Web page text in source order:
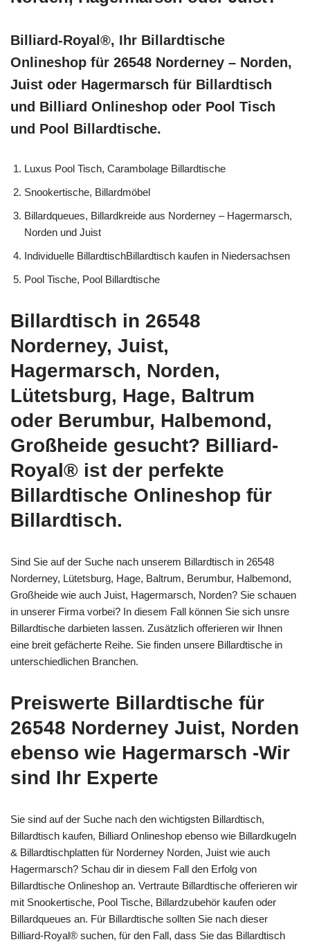
Billiard-Royal®, Ihr Billardtische
Onlineshop für 26548 Norderney – Norden,
Juist oder Hagermarsch für Billardtisch
und Billiard Onlineshop oder Pool Tisch
und Pool Billardtische.
Luxus Pool Tisch, Carambolage Billardtische
Snookertische, Billardmöbel
Billardqueues, Billardkreide aus Norderney – Hagermarsch,
Norden und Juist
Individuelle BillardtischBillardtisch kaufen in Niedersachsen
Pool Tische, Pool Billardtische
Billardtisch in 26548
Norderney, Juist,
Hagermarsch, Norden,
Lütetsburg, Hage, Baltrum
oder Berumbur, Halbemond,
Großheide gesucht? Billiard-
Royal® ist der perfekte
Billardtische Onlineshop für
Billardtisch.
Sind Sie auf der Suche nach unserem Billardtisch in 26548
Norderney, Lütetsburg, Hage, Baltrum, Berumbur, Halbemond,
Großheide wie auch Juist, Hagermarsch, Norden? Sie schauen
in unserer Firma vorbei? In diesem Fall können Sie sich unsre
Billardtische darbieten lassen. Zusätzlich offerieren wir Ihnen
eine breit gefächerte Reihe. Sie finden unsere Billardtische in
unterschiedlichen Branchen.
Preiswerte Billardtische für
26548 Norderney Juist, Norden
ebenso wie Hagermarsch -Wir
sind Ihr Experte
Sie sind auf der Suche nach den wichtigsten Billardtisch,
Billardtisch kaufen, Billiard Onlineshop ebenso wie Billardkugeln
& Billardtischplatten für Norderney Norden, Juist wie auch
Hagermarsch? Schau dir in diesem Fall den Erfolg von
Billardtische Onlineshop an. Vertraute Billardtische offerieren wir
mit Snookertische, Pool Tische, Billardzubehör kaufen oder
Billardqueues an. Für Billardtische sollten Sie nach dieser
Billiard-Royal® suchen, für den Fall, dass Sie das Billardtisch